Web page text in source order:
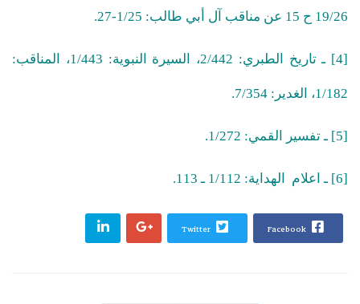
19/26 ح 15 عن مناقب آل أبي طالب: 1/25-27.
[4] ـ تاريخ الطبري: 2/442، السيرة النبوية: 1/443، المناقب:
1/182، الغدير: 7/354.
[5] ـ تفسير القمي: 1/272.
[6] ـ اعلام الهداية: 1/112 ـ 113.